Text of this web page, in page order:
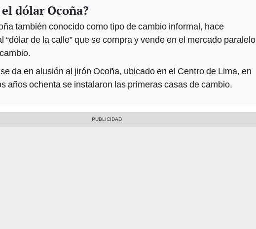
el dólar Ocoña?
también conocido como tipo de cambio informal, hace
“dólar de la calle” que se compra y vende en el mercado paralelo
da en alusión al jirón Ocoña, ubicado en el Centro de Lima, en
años ochenta se instalaron las primeras casas de cambio.